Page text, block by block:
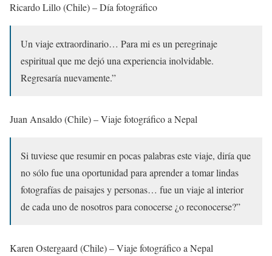
Ricardo Lillo (Chile) – Día fotográfico
Un viaje extraordinario… Para mi es un peregrinaje
espiritual que me dejó una experiencia inolvidable.
Regresaría nuevamente.”
Juan Ansaldo (Chile) – Viaje fotográfico a Nepal
Si tuviese que resumir en pocas palabras este viaje, diría que
no sólo fue una oportunidad para aprender a tomar lindas
fotografías de paisajes y personas… fue un viaje al interior
de cada uno de nosotros para conocerse ¿o reconocerse?”
Karen Ostergaard (Chile) – Viaje fotográfico a Nepal